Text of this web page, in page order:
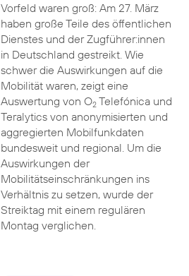
Vorfeld waren groß: Am 27. März
haben große Teile des öffentlichen
Dienstes und der Zugführer:innen
in Deutschland gestreikt. Wie
schwer die Auswirkungen auf die
Mobilität waren, zeigt eine
Auswertung von O2Telefónica und
Teralytics von anonymisierten und
aggregierten Mobilfunkdaten
bundesweit und regional. Um die
Auswirkungen der
Mobilitätseinschränkungen ins
Verhältnis zu setzen, wurde der
Streiktag mit einem regulären
Montag verglichen.